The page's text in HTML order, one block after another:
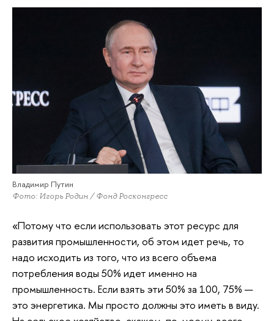
Владимир Путин
Фото: Игорь Родин / Фонд Росконгресс
«Потому что если использовать этот ресурс для
развития промышленности, об этом идет речь, то
надо исходить из того, что из всего объема
потребления воды 50% идет именно на
промышленность. Если взять эти 50% за 100, 75% —
это энергетика. Мы просто должны это иметь в виду.